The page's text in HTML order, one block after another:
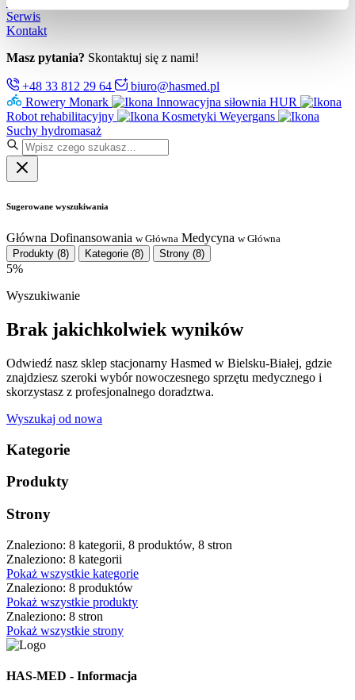
Serwis
Kontakt
Masz pytania? Skontaktuj się z nami!
+48 33 812 29 64
biuro@hasmed.pl
Rowery Monark
Innowacyjna siłownia HUR
Robot rehabilitacyjny
Kosmetyki Weyergans
Suchy hydromasaż
Sugerowane wyszukiwania
Główna Dofinansowania w Główna Medycyna w Główna
Produkty (8) Kategorie (8) Strony (8)
5%
Wyszukiwanie
Brak jakichkolwiek wyników
Odwiedź nasz sklep stacjonarny Hasmed w Bielsku-Białej, gdzie
znajdziesz szeroki wybór nowoczesnego sprzętu medycznego i
skorzystasz z profesjonalnego doradztwa.
Wyszukaj od nowa
Kategorie
Produkty
Strony
Znaleziono: 8 kategorii, 8 produktów, 8 stron
Znaleziono: 8 kategorii
Pokaż wszystkie kategorie
Znaleziono: 8 produktów
Pokaż wszystkie produkty
Znaleziono: 8 stron
Pokaż wszystkie strony
HAS-MED - Informacja